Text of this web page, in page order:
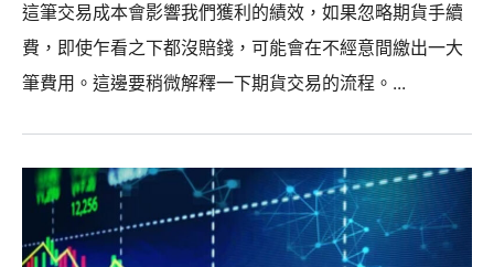
這筆交易成本會影響我們獲利的績效，如果忽略期貨手續
費，即使乍看之下都沒賠錢，可能會在不經意間繳出一大
筆費用。這邊要稍微解釋一下期貨交易的流程。...